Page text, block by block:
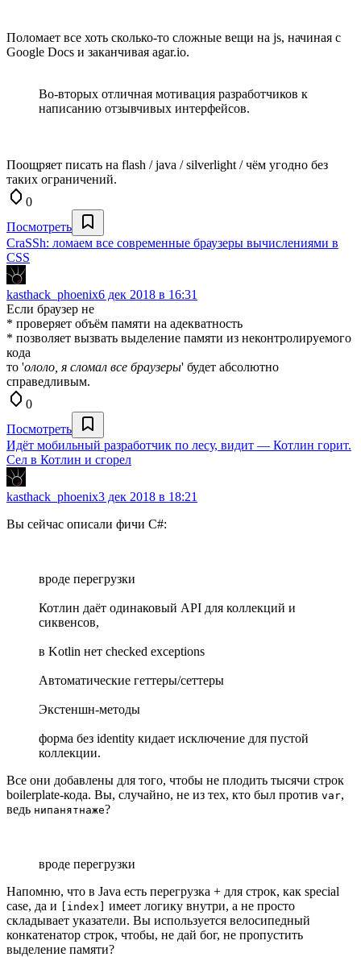
Поломает все хоть сколько-то сложные вещи на js, начиная с
Google Docs и заканчивая agar.io.
Во-вторых отличная мотивация разработчиков к
написанию отзывчивых интерфейсов.
Поощряет писать на flash / java / silverlight / чём угодно без
таких ограничений.
0
Посмотреть
CraSSh: ломаем все современные браузеры вычислениями в
CSS
kasthack_phoenix6 дек 2018 в 16:31
Если браузер не
* проверяет объём памяти на адекватность
* позволяет вызвать выделение памяти из неконтролируемого
кода
то 'ололо, я сломал все браузеры' будет абсолютно
справедливым.
0
Посмотреть
Идёт мобильный разработчик по лесу, видит — Котлин горит.
Сел в Котлин и сгорел
kasthack_phoenix3 дек 2018 в 18:21
Вы сейчас описали фичи C#:
вроде перегрузки
Котлин даёт одинаковый API для коллекций и
сиквенсов,
в Kotlin нет checked exceptions
Автоматические геттеры/сеттеры
Экстеншн-методы
форма без identity кидает исключение для пустой
коллекции.
Все они добавлены для того, чтобы не плодить тысячи строк
boilerplate-кода. Вы, случайно, не из тех, кто был против var,
ведь нипанятнаже?
вроде перегрузки
Напомню, что в Java есть перегрузка + для строк, как special
case, да и
[index]
имеет логику внутри, а не просто
складывает указатели. Вы используется велосипедный
конкатенатор строк, чтобы, не дай бог, не пропустить
выделение памяти?